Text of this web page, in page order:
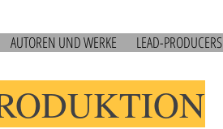
AUTOREN UND WERKE LEAD-PRODUCERS